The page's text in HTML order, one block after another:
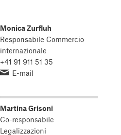
Monica Zurfluh
Responsabile Commercio
internazionale
+41 91 911 51 35
E-mail
Martina Grisoni
Co-responsabile
Legalizzazioni